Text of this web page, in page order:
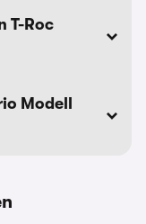
T-Roc
Modell